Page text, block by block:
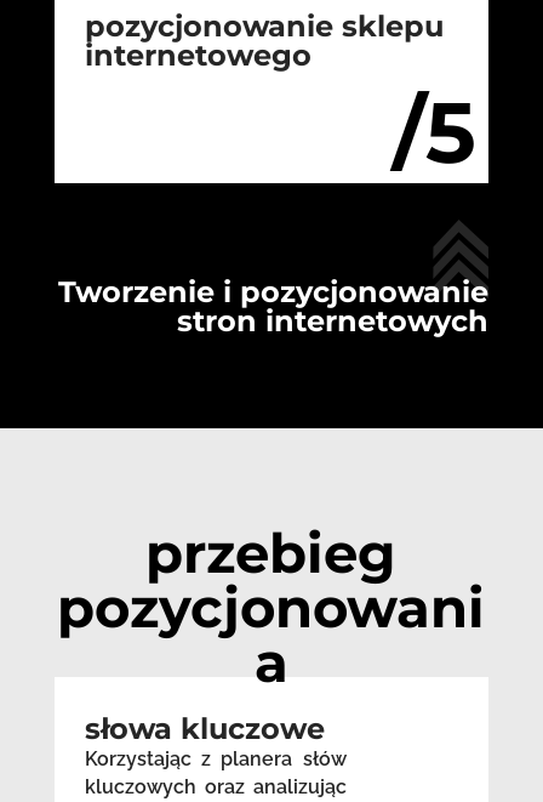
/5
pozycjonowanie sklepu
internetowego
Tworzenie i pozycjonowanie
stron internetowych
przebieg
pozycjonowani
a
słowa kluczowe
Korzystając z planera słów
kluczowych oraz analizując